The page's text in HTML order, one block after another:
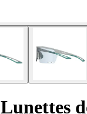
Lunettes